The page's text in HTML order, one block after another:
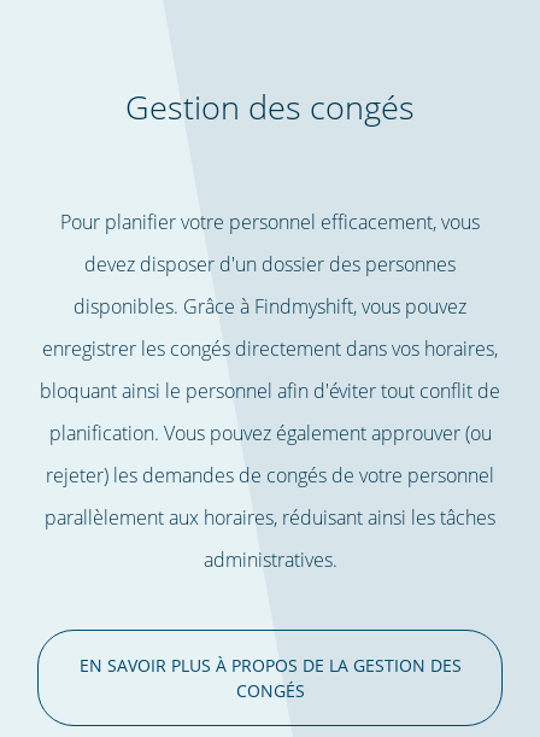
Gestion des congés
Pour planifier votre personnel efficacement, vous
devez disposer d'un dossier des personnes
disponibles. Grâce à Findmyshift, vous pouvez
enregistrer les congés directement dans vos horaires,
bloquant ainsi le personnel afin d'éviter tout conflit de
planification. Vous pouvez également approuver (ou
rejeter) les demandes de congés de votre personnel
parallèlement aux horaires, réduisant ainsi les tâches
administratives.
EN SAVOIR PLUS À PROPOS DE LA GESTION DES
CONGÉS